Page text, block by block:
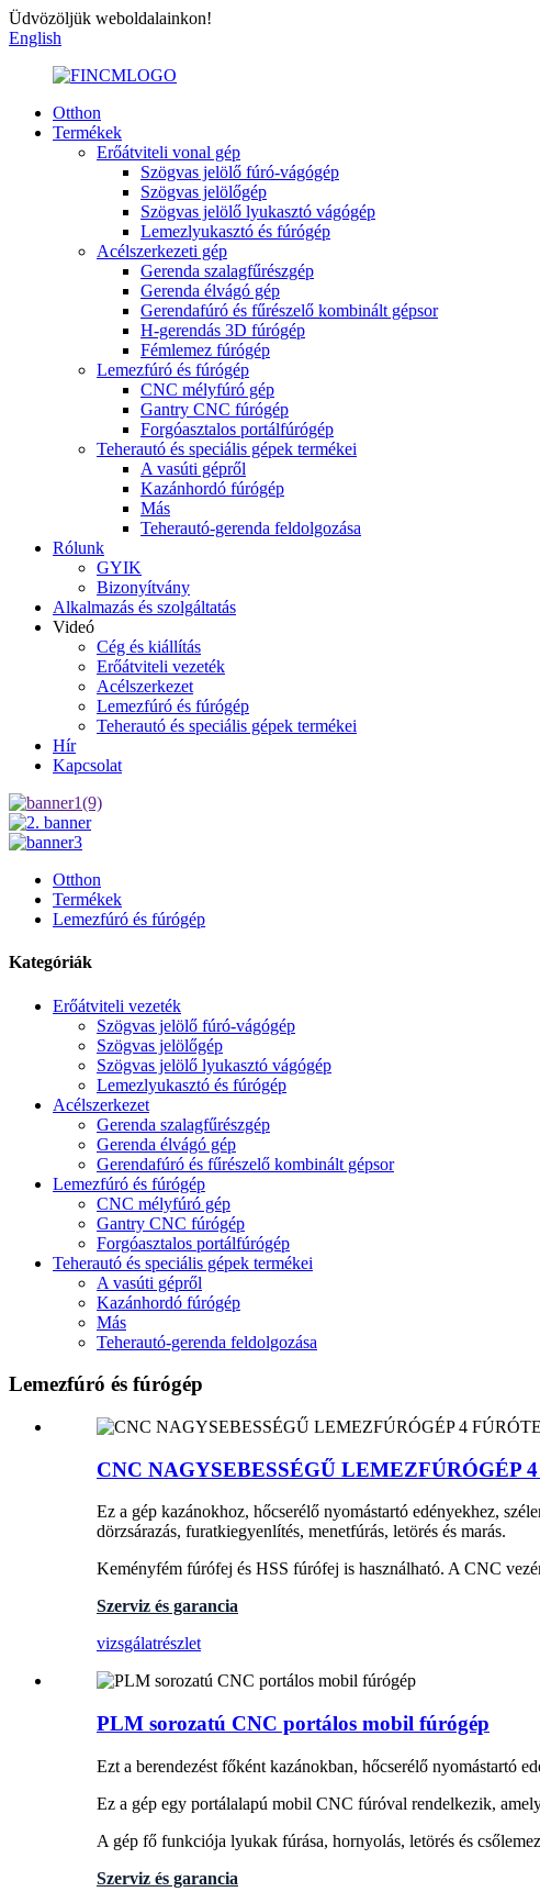
Üdvözöljük weboldalainkon!
English
Otthon
Termékek
Erőátviteli vonal gép
Szögvas jelölő fúró-vágógép
Szögvas jelölőgép
Szögvas jelölő lyukasztó vágógép
Lemezlyukasztó és fúrógép
Acélszerkezeti gép
Gerenda szalagfűrészgép
Gerenda élvágó gép
Gerendafúró és fűrészelő kombinált gépsor
H-gerendás 3D fúrógép
Fémlemez fúrógép
Lemezfúró és fúrógép
CNC mélyfúró gép
Gantry CNC fúrógép
Forgóasztalos portálfúrógép
Teherautó és speciális gépek termékei
A vasúti gépről
Kazánhordó fúrógép
Más
Teherautó-gerenda feldolgozása
Rólunk
GYIK
Bizonyítvány
Alkalmazás és szolgáltatás
Videó
Cég és kiállítás
Erőátviteli vezeték
Acélszerkezet
Lemezfúró és fúrógép
Teherautó és speciális gépek termékei
Hír
Kapcsolat
Otthon
Termékek
Lemezfúró és fúrógép
Kategóriák
Erőátviteli vezeték
Szögvas jelölő fúró-vágógép
Szögvas jelölőgép
Szögvas jelölő lyukasztó vágógép
Lemezlyukasztó és fúrógép
Acélszerkezet
Gerenda szalagfűrészgép
Gerenda élvágó gép
Gerendafúró és fűrészelő kombinált gépsor
Lemezfúró és fúrógép
CNC mélyfúró gép
Gantry CNC fúrógép
Forgóasztalos portálfúrógép
Teherautó és speciális gépek termékei
A vasúti gépről
Kazánhordó fúrógép
Más
Teherautó-gerenda feldolgozása
Lemezfúró és fúrógép
CNC NAGYSEBESSÉGŰ LEMEZFÚRÓGÉP
Ez a gép kazánokhoz, hőcserélő nyomástartó edényekhez,
dörzsárazás, furatkiegyenlítés, menetfúrás, letörés és marás.
Keményfém fúrófej és HSS fúrófej is használható. A CNC
Szerviz és garancia
vizsgálatrészlet
PLM sorozatú CNC portálos mobil fúrógép
Ezt a berendezést főként kazánokban, hőcserélő nyomástartó
Ez a gép egy portálalapú mobil CNC fúróval rendelkezik,
A gép fő funkciója lyukak fúrása, hornyolás, letörés és
Szerviz és garancia